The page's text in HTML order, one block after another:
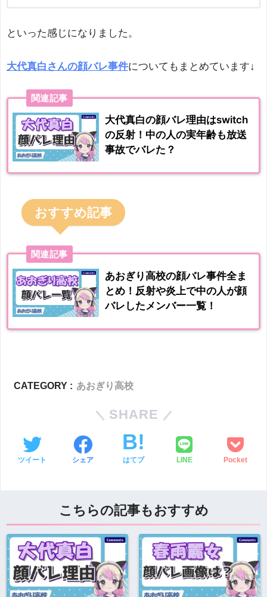
といった感じになりました。
大代真白さんの顔バレ事件についてもまとめています↓
関連記事
大代真白の顔バレ理由はswitch
の反射！中の人の実年齢も放送
事故でバレた？
おすすめ記事
関連記事
あおぎり高校の顔バレ事件全ま
とめ！反射や炎上で中の人が顔
バレしたメンバー一覧！
CATEGORY : あおぎり高校
SHARE
ツイート シェア はてブ LINE Pocket
こちらの記事もおすすめ